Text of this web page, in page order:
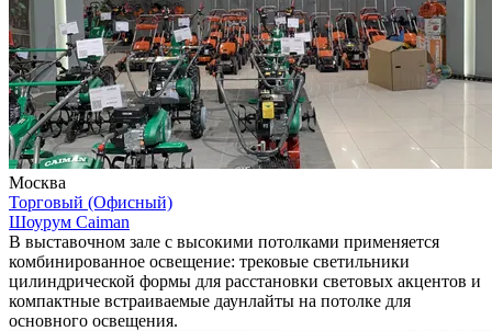
Москва
Торговый (Офисный)
Шоурум Caiman
В выставочном зале с высокими потолками применяется
комбинированное освещение: трековые светильники
цилиндрической формы для расстановки световых акцентов и
компактные встраиваемые даунлайты на потолке для
основного освещения.